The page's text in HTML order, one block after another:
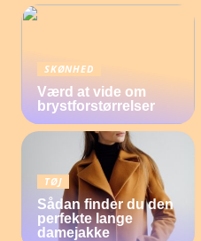
SKØNHED
Værd at vide om
brystforstørrelser
TØJ
Sådan finder du den
perfekte lange
damejakke